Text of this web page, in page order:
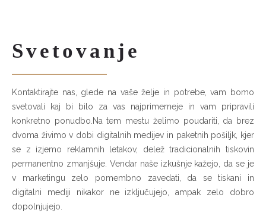
Svetovanje
Kontaktirajte nas, glede na vaše želje in potrebe, vam bomo
svetovali kaj bi bilo za vas najprimerneje in vam pripravili
konkretno ponudbo.Na tem mestu želimo poudariti, da brez
dvoma živimo v dobi digitalnih medijev in paketnih pošiljk, kjer
se z izjemo reklamnih letakov, delež tradicionalnih tiskovin
permanentno zmanjšuje. Vendar naše izkušnje kažejo, da se je
v marketingu zelo pomembno zavedati, da se tiskani in
digitalni mediji nikakor ne izključujejo, ampak zelo dobro
dopolnjujejo.